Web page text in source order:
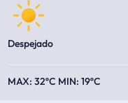
Despejado
32ºC 19ºC